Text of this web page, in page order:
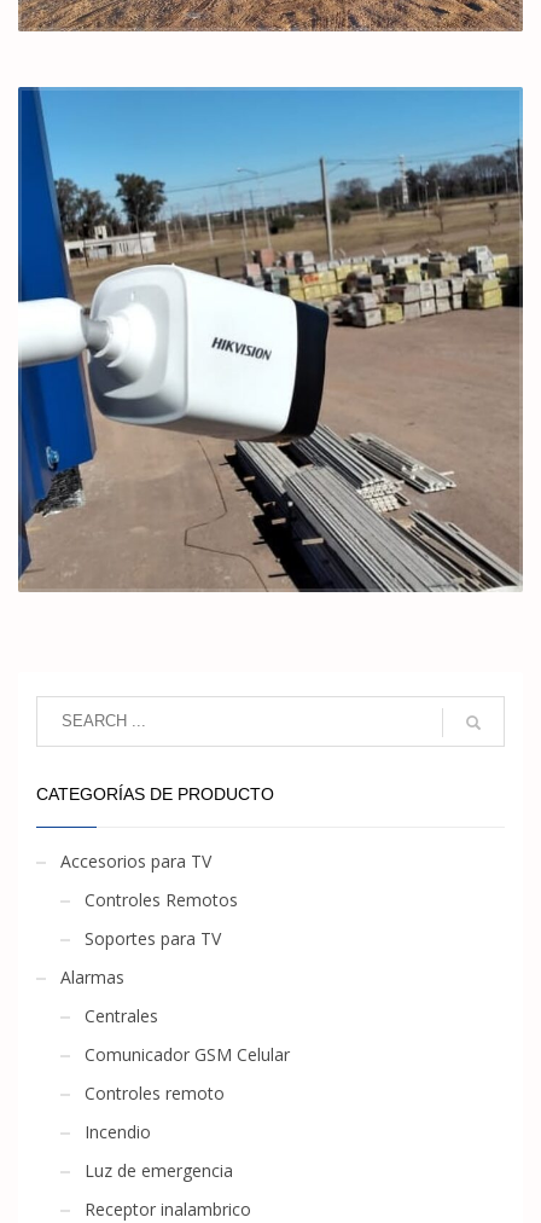
CATEGORÍAS DE PRODUCTO
Accesorios para TV
Controles Remotos
Soportes para TV
Alarmas
Centrales
Comunicador GSM Celular
Controles remoto
Incendio
Luz de emergencia
Receptor inalambrico